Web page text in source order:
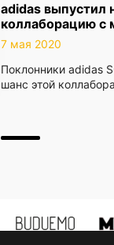
adidas выпустил
коллаборацию с
7 мая 2020
Поклонники adidas
шанс этой